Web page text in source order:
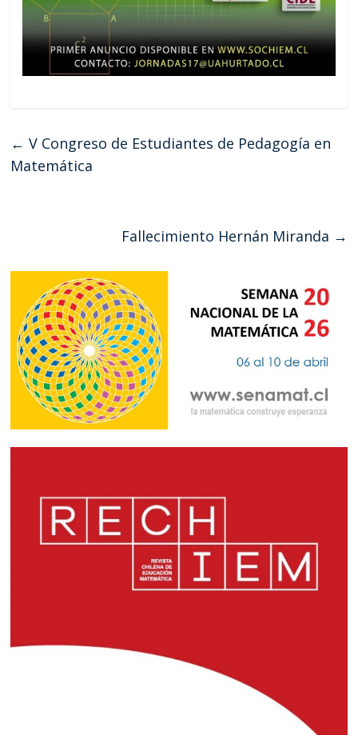
← V Congreso de Estudiantes de Pedagogía en
Matemática
Fallecimiento Hernán Miranda →